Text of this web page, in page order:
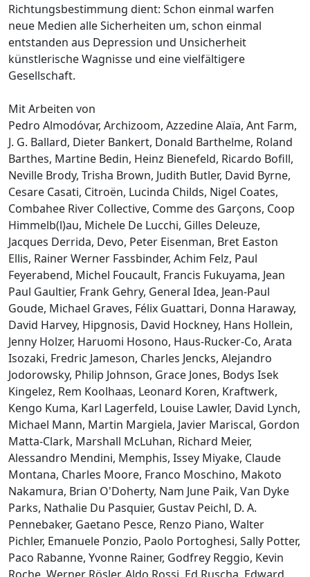
Richtungsbestimmung dient: Schon einmal warfen
neue Medien alle Sicherheiten um, schon einmal
entstanden aus Depression und Unsicherheit
künstlerische Wagnisse und eine vielfältigere
Gesellschaft.
Mit Arbeiten von
Pedro Almodóvar, Archizoom, Azzedine Alaïa, Ant Farm,
J. G. Ballard, Dieter Bankert, Donald Barthelme, Roland
Barthes, Martine Bedin, Heinz Bienefeld, Ricardo Bofill,
Neville Brody, Trisha Brown, Judith Butler, David Byrne,
Cesare Casati, Citroën, Lucinda Childs, Nigel Coates,
Combahee River Collective, Comme des Garçons, Coop
Himmelb(l)au, Michele De Lucchi, Gilles Deleuze,
Jacques Derrida, Devo, Peter Eisenman, Bret Easton
Ellis, Rainer Werner Fassbinder, Achim Felz, Paul
Feyerabend, Michel Foucault, Francis Fukuyama, Jean
Paul Gaultier, Frank Gehry, General Idea, Jean-Paul
Goude, Michael Graves, Félix Guattari, Donna Haraway,
David Harvey, Hipgnosis, David Hockney, Hans Hollein,
Jenny Holzer, Haruomi Hosono, Haus-Rucker-Co, Arata
Isozaki, Fredric Jameson, Charles Jencks, Alejandro
Jodorowsky, Philip Johnson, Grace Jones, Bodys Isek
Kingelez, Rem Koolhaas, Leonard Koren, Kraftwerk,
Kengo Kuma, Karl Lagerfeld, Louise Lawler, David Lynch,
Michael Mann, Martin Margiela, Javier Mariscal, Gordon
Matta-Clark, Marshall McLuhan, Richard Meier,
Alessandro Mendini, Memphis, Issey Miyake, Claude
Montana, Charles Moore, Franco Moschino, Makoto
Nakamura, Brian O'Doherty, Nam June Paik, Van Dyke
Parks, Nathalie Du Pasquier, Gustav Peichl, D. A.
Pennebaker, Gaetano Pesce, Renzo Piano, Walter
Pichler, Emanuele Ponzio, Paolo Portoghesi, Sally Potter,
Paco Rabanne, Yvonne Rainer, Godfrey Reggio, Kevin